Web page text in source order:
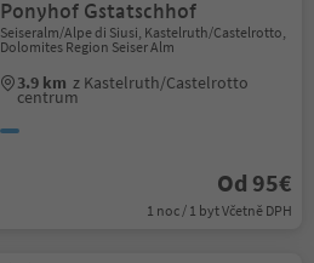
Ponyhof Gstatschhof
Seiseralm/Alpe di Siusi, Kastelruth/Castelrotto,
Dolomites Region Seiser Alm
3.9 km z Kastelruth/Castelrotto
centrum
Od 95€
1 noc / 1 byt Včetně DPH